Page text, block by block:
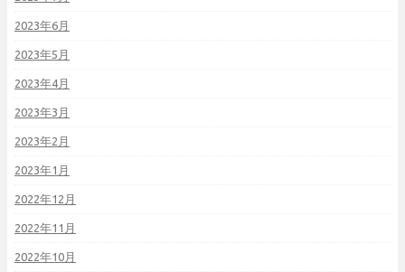
2023年6月
2023年5月
2023年4月
2023年3月
2023年2月
2023年1月
2022年12月
2022年11月
2022年10月